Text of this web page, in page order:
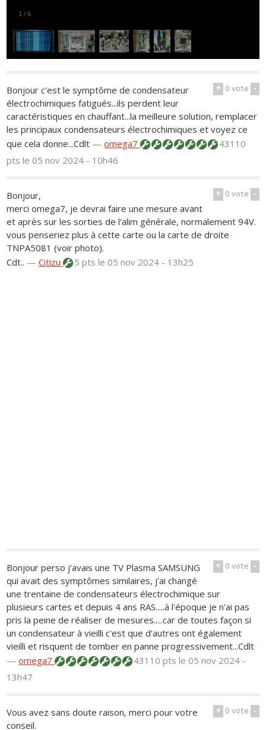
1 /6
+ 0vote -
Bonjour c'est le symptôme de condensateur
électrochimiques fatigués...ils perdent leur
caractéristiques en chauffant...la meilleure solution, remplacer
les principaux condensateurs électrochimiques et voyez ce
que cela donne...Cdlt —omega7
43110
ptsle 05 nov 2024 - 10h46
+ 0vote -
Bonjour,
merci omega7, je devrai faire une mesure avant
et après sur les sorties de l'alim générale, normalement 94V.
vous penseriez plus à cette carte ou la carte de droite
TNPA5081 (voir photo).
Cdt.. —Citizu 5 ptsle 05 nov 2024 - 13h25
+ 0vote -
Bonjour perso j'avais une TV Plasma SAMSUNG
qui avait des symptômes similaires, j'ai changé
une trentaine de condensateurs électrochimique sur
plusieurs cartes et depuis 4 ans RAS.....à l'époque je n'ai pas
pris la peine de réaliser de mesures.....car de toutes façon si
un condensateur à vieilli c'est que d'autres ont également
vieilli et risquent de tomber en panne progressivement...Cdlt
—omega7 43110 ptsle 05 nov 2024 -
13h47
+ 0vote -
Vous avez sans doute raison, merci pour votre
conseil.